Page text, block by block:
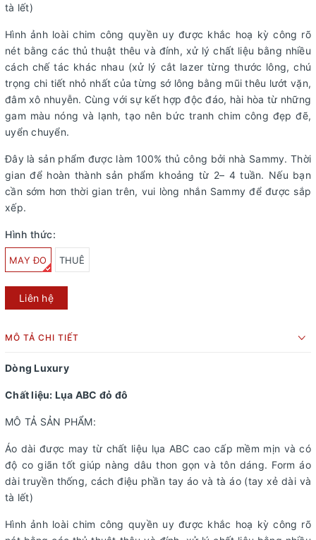
tà lết)
Hình ảnh loài chim công quyền uy được khắc hoạ kỳ công rõ
nét bằng các thủ thuật thêu và đính, xử lý chất liệu bằng nhiều
cách chế tác khác nhau (xử lý cắt lazer từng thước lông, chú
trọng chi tiết nhỏ nhất của từng sớ lông bằng mũi thêu lướt vặn,
đâm xô nhuyễn. Cùng với sự kết hợp độc đáo, hài hòa từ những
gam màu nóng và lạnh, tạo nên bức tranh chim công đẹp đẽ,
uyển chuyển.
Đây là sản phẩm được làm 100% thủ công bởi nhà Sammy. Thời
gian để hoàn thành sản phẩm khoảng từ 2– 4 tuần. Nếu bạn
cần sớm hơn thời gian trên, vui lòng nhắn Sammy để được sắp
xếp.
Hình thức:
MAY ĐO THUÊ
Liên hệ
MÔ TẢ CHI TIẾT
Dòng Luxury
Chất liệu: Lụa ABC đỏ đô
MÔ TẢ SẢN PHẨM:
Áo dài được may từ chất liệu lụa ABC cao cấp mềm mịn và có
độ co giãn tốt giúp nàng dâu thon gọn và tôn dáng. Form áo
dài truyền thống, cách điệu phần tay áo và tà áo (tay xẻ dài và
tà lết)
Hình ảnh loài chim công quyền uy được khắc hoạ kỳ công rõ